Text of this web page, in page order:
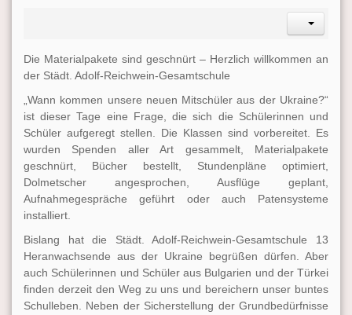
Die Materialpakete sind geschnürt – Herzlich willkommen an
der Städt. Adolf-Reichwein-Gesamtschule
„Wann kommen unsere neuen Mitschüler aus der Ukraine?“
ist dieser Tage eine Frage, die sich die Schülerinnen und
Schüler aufgeregt stellen. Die Klassen sind vorbereitet. Es
wurden Spenden aller Art gesammelt, Materialpakete
geschnürt, Bücher bestellt, Stundenpläne optimiert,
Dolmetscher angesprochen, Ausflüge geplant,
Aufnahmegespräche geführt oder auch Patensysteme
installiert.
Bislang hat die Städt. Adolf-Reichwein-Gesamtschule 13
Heranwachsende aus der Ukraine begrüßen dürfen. Aber
auch Schülerinnen und Schüler aus Bulgarien und der Türkei
finden derzeit den Weg zu uns und bereichern unser buntes
Schulleben. Neben der Sicherstellung der Grundbedürfnisse